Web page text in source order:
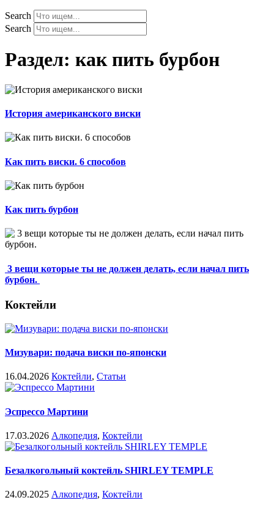
Search
Search
Раздел: как пить бурбон
История американского виски
Как пить виски. 6 способов
Как пить бурбон
3 вещи которые ты не должен делать, если начал пить
бурбон.
Коктейли
Мизувари: подача виски по-японски
16.04.2026 Коктейли, Статьи
Эспрессо Мартини
17.03.2026 Алкопедия, Коктейли
Безалкогольный коктейль SHIRLEY TEMPLE
24.09.2025 Алкопедия, Коктейли